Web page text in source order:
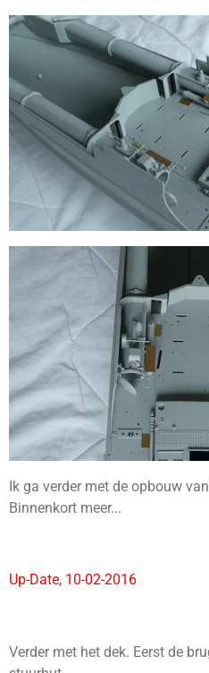
Ik ga verder met de opbouw
Binnenkort meer...
Up-Date, 10-02-2016
Verder met het dek. Eerst de